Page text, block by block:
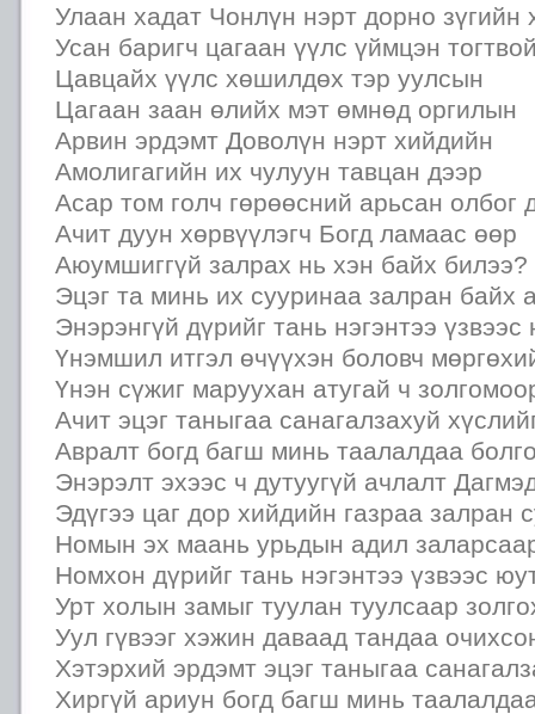
Улаан хадат Чонлүн нэрт дорно зүгийн
Усан баригч цагаан үүлс үймцэн
Цавцайх үүлс хөшилдөх тэр уулсын
Цагаан заан өлийх мэт өмнөд оргилын
Арвин эрдэмт Доволүн нэрт хийдийн
Амолигагийн их чулуун тавцан дээр
Асар том голч гөрөөсний арьсан олбог
Ачит дуун хөрвүүлэгч Богд ламаас өөр
Аюумшиггүй залрах нь хэн байх билээ?
Эцэг та минь их сууринаа залран байх
Энэрэнгүй дүрийг тань нэгэнтээ
Үнэмшил итгэл өчүүхэн боловч
Үнэн сүжиг маруухан атугай ч
Ачит эцэг таныгаа санагалзахуй
Авралт богд багш минь таалалдаа
Энэрэлт эхээс ч дутуугүй ачлалт
Эдүгээ цаг дор хийдийн газраа залран
Номын эх маань урьдын адил
Номхон дүрийг тань нэгэнтээ үзвээс
Урт холын замыг туулан туулсаар
Уул гүвээг хэжин даваад тандаа
Хэтэрхий эрдэмт эцэг таныгаа
Хиргүй ариун богд багш минь